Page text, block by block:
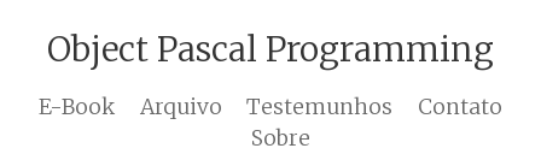
Object Pascal Programming
E-Book Arquivo Testemunhos
Contato
Sobre